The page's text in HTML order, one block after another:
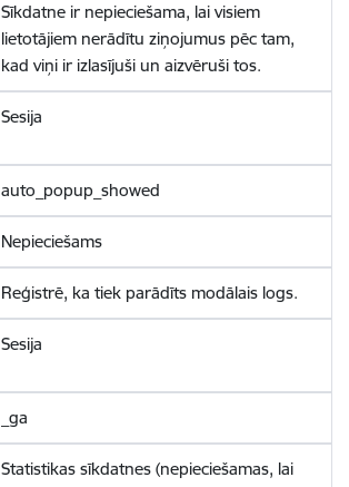
Sīkdatne ir nepieciešama, lai visiem
lietotājiem nerādītu ziņojumus pēc tam,
kad viņi ir izlasījuši un aizvēruši tos.
Sesija
auto_popup_showed
Nepieciešams
Reģistrē, ka tiek parādīts modālais logs.
Sesija
_ga
Statistikas sīkdatnes (nepieciešamas, lai